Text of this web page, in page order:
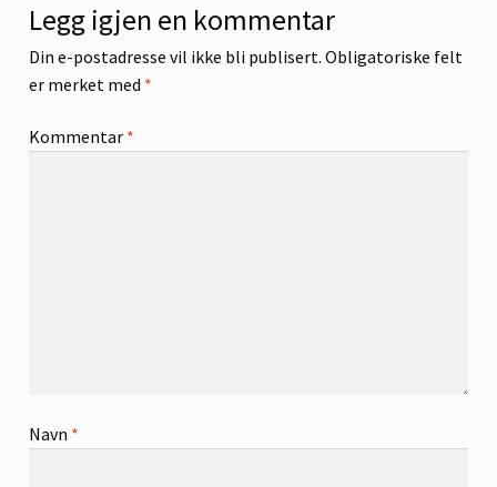
Legg igjen en kommentar
Din e-postadresse vil ikke bli publisert. Obligatoriske felt
er merket med *
Kommentar *
Navn *